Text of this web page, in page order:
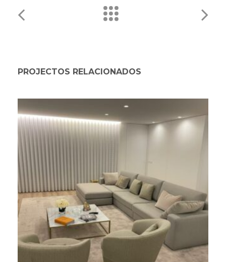
PROJECTOS RELACIONADOS